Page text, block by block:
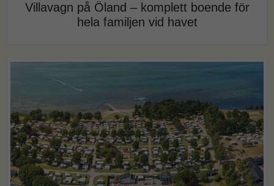
Villavagn på Öland – komplett boende för
hela familjen vid havet